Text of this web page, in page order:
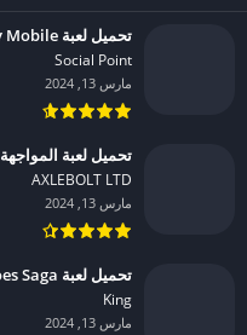
تحميل لعبة Dragon City Mobile مهكرة للاندرويد 2024
Social Point‏
مارس 13, 2024
تحميل لعبة المواجهة 2 مهكرة للاندرويد 2024
AXLEBOLT LTD‏
مارس 13, 2024
تحميل لعبة Farm Heroes Saga مهكرة للاندرويد 2024
King‏
مارس 13, 2024